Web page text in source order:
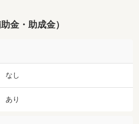
金・助成金）
なし
あり